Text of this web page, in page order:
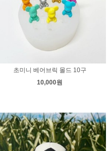
초미니 베어브릭 몰드 10구
10,000원